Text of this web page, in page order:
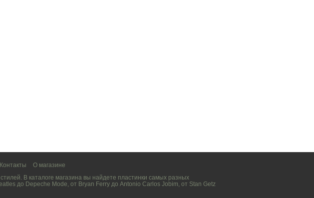
Контакты
О магазине
В каталоге магазина вы найдете пластинки самых разных
до Depeche Mode, от Bryan Ferry до Antonio Carlos Jobim, от Stan Getz